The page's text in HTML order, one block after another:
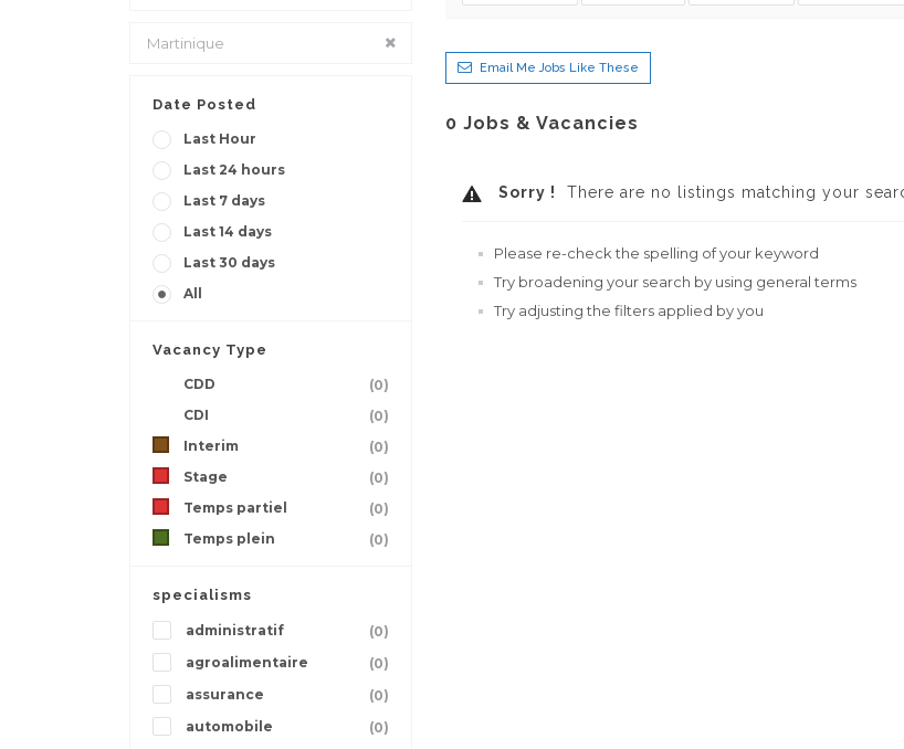
Date Posted
Last Hour
Last 24 hours
Last 7 days
Last 14 days
Last 30 days
All
Vacancy Type
CDD
(0)
CDI
(0)
Interim
(0)
Stage
(0)
Temps partiel
(0)
Temps plein
(0)
specialisms
administratif
(0)
agroalimentaire
(0)
assurance
(0)
automobile
(0)
Email Me Jobs Like These
0 Jobs & Vacancies
Sorry ! There are no listings matching your
Please re-check the spelling of your keyword
Try broadening your search by using general terms
Try adjusting the filters applied by you